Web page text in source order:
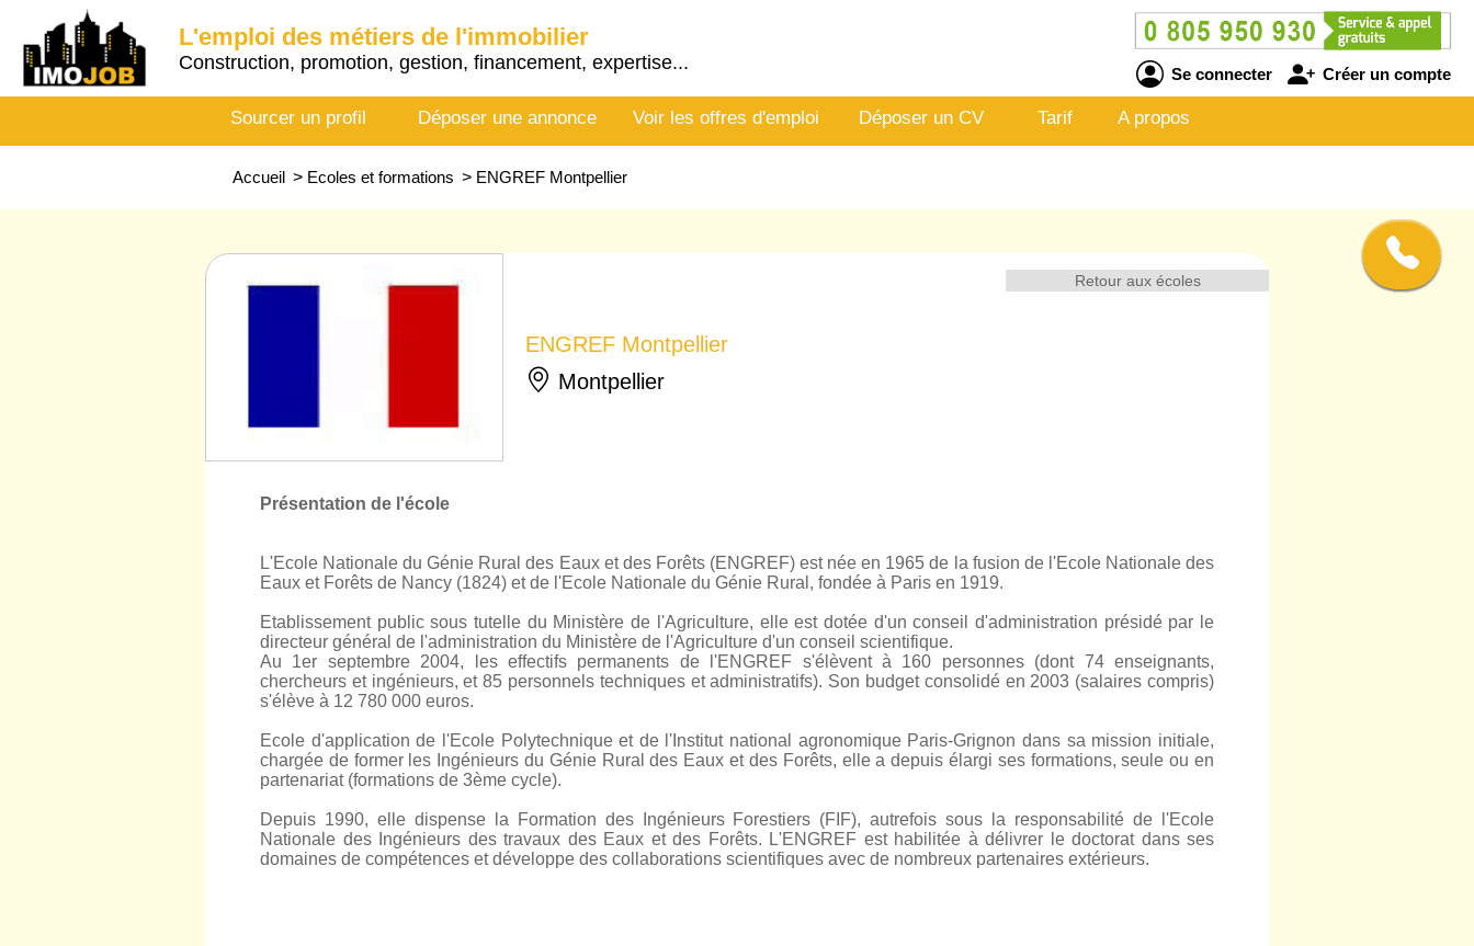
L'emploi des métiers de l'immobilier
Construction, promotion, gestion, financement, expertise...
Se connecter Créer un compte
Sourcer un profil Déposer une annonce Voir les offres d'emploi Déposer un CV Tarif A propos
Accueil > Ecoles et formations > ENGREF Montpellier
Retour aux écoles
ENGREF Montpellier
Montpellier
Présentation de l'école
L'Ecole Nationale du Génie Rural des Eaux et des Forêts (ENGREF) est née en 1965 de la fusion de l'Ecole Nationale des
Eaux et Forêts de Nancy (1824) et de l'Ecole Nationale du Génie Rural, fondée à Paris en 1919.
Etablissement public sous tutelle du Ministère de l'Agriculture, elle est dotée d'un conseil d'administration présidé par le
directeur général de l'administration du Ministère de l'Agriculture d'un conseil scientifique.
Au 1er septembre 2004, les effectifs permanents de l'ENGREF s'élèvent à 160 personnes (dont 74 enseignants,
chercheurs et ingénieurs, et 85 personnels techniques et administratifs). Son budget consolidé en 2003 (salaires compris)
s'élève à 12 780 000 euros.
Ecole d'application de l'Ecole Polytechnique et de l'Institut national agronomique Paris-Grignon dans sa mission initiale,
chargée de former les Ingénieurs du Génie Rural des Eaux et des Forêts, elle a depuis élargi ses formations, seule ou en
partenariat (formations de 3ème cycle).
Depuis 1990, elle dispense la Formation des Ingénieurs Forestiers (FIF), autrefois sous la responsabilité de l'Ecole
Nationale des Ingénieurs des travaux des Eaux et des Forêts. L'ENGREF est habilitée à délivrer le doctorat dans ses
domaines de compétences et développe des collaborations scientifiques avec de nombreux partenaires extérieurs.